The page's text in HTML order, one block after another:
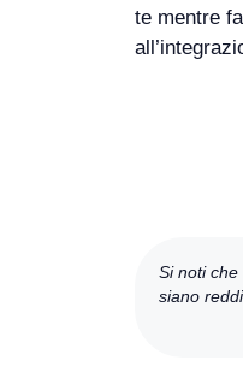
te mentre
Si noti
siano